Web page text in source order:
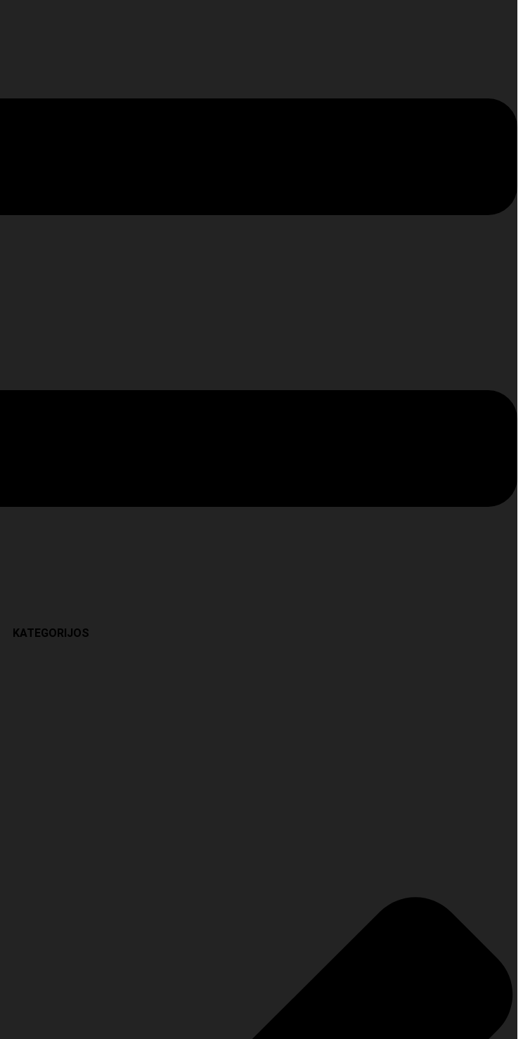
KATEGORIJOS